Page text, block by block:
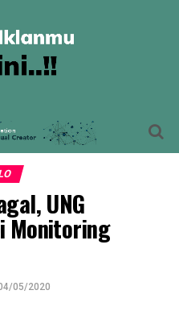
UNG
Monitoring
05/2020